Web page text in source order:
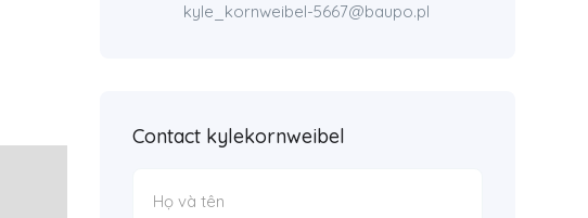
kyle_kornweibel-5667@baupo.pl
Contact kylekornweibel